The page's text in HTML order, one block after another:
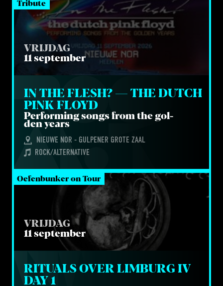
Tribute
VRIJDAG
11 september
IN THE FLE­SH? — THE DUT­CH
PINK FLOYD
Per­for­ming songs from the gol­
den years
NIEUWE NOR - GULPENER GROTE ZAAL
ROCK/ALTERNATIVE
Oefenbunker on Tour
VRIJDAG
11 september
RITU­ALS OVER LIM­BURG IV
DAY 1